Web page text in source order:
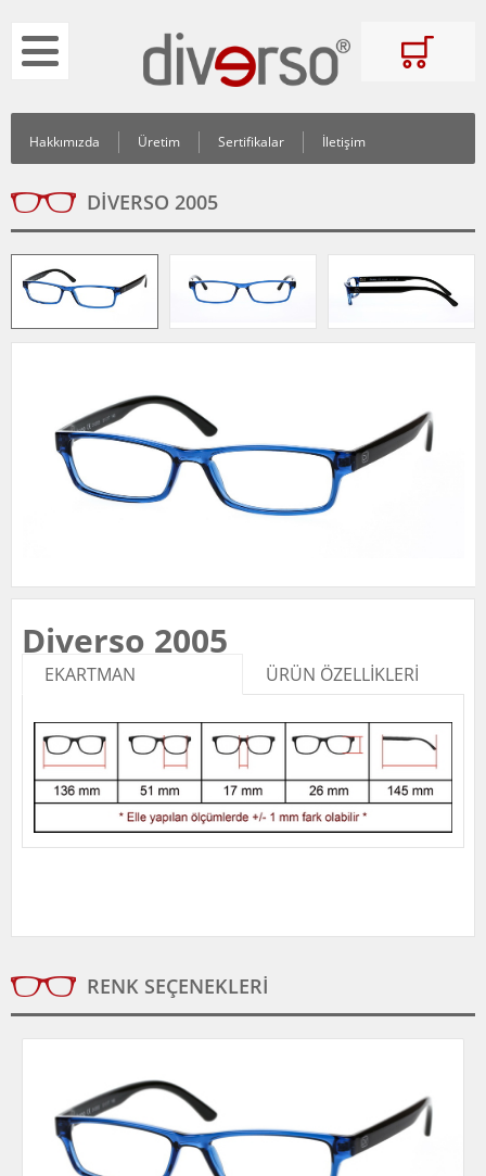
Hakkımızda Üretim Sertifikalar İletişim
DIVERSO 2005
Diverso 2005
EKARTMAN ÜRÜN ÖZELLİKLERİ
RENK SEÇENEKLERI